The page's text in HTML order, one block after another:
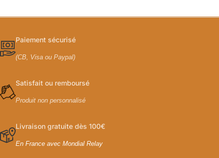
Paiement sécurisé
(CB, Visa ou Paypal)
Satisfait ou remboursé
Produit non personnalisé
Livraison gratuite dès 100€
En France avec Mondial Relay